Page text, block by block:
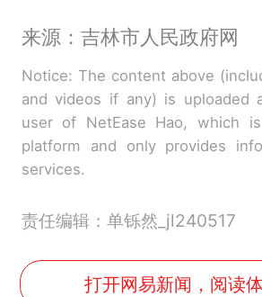
来源：吉林市人民政府网
Notice: The content above
and videos if any) is uploaded
user of NetEase Hao, which
platform and only provides
services.
责任编辑：单铄然_jl240517
打开网易新闻，阅读